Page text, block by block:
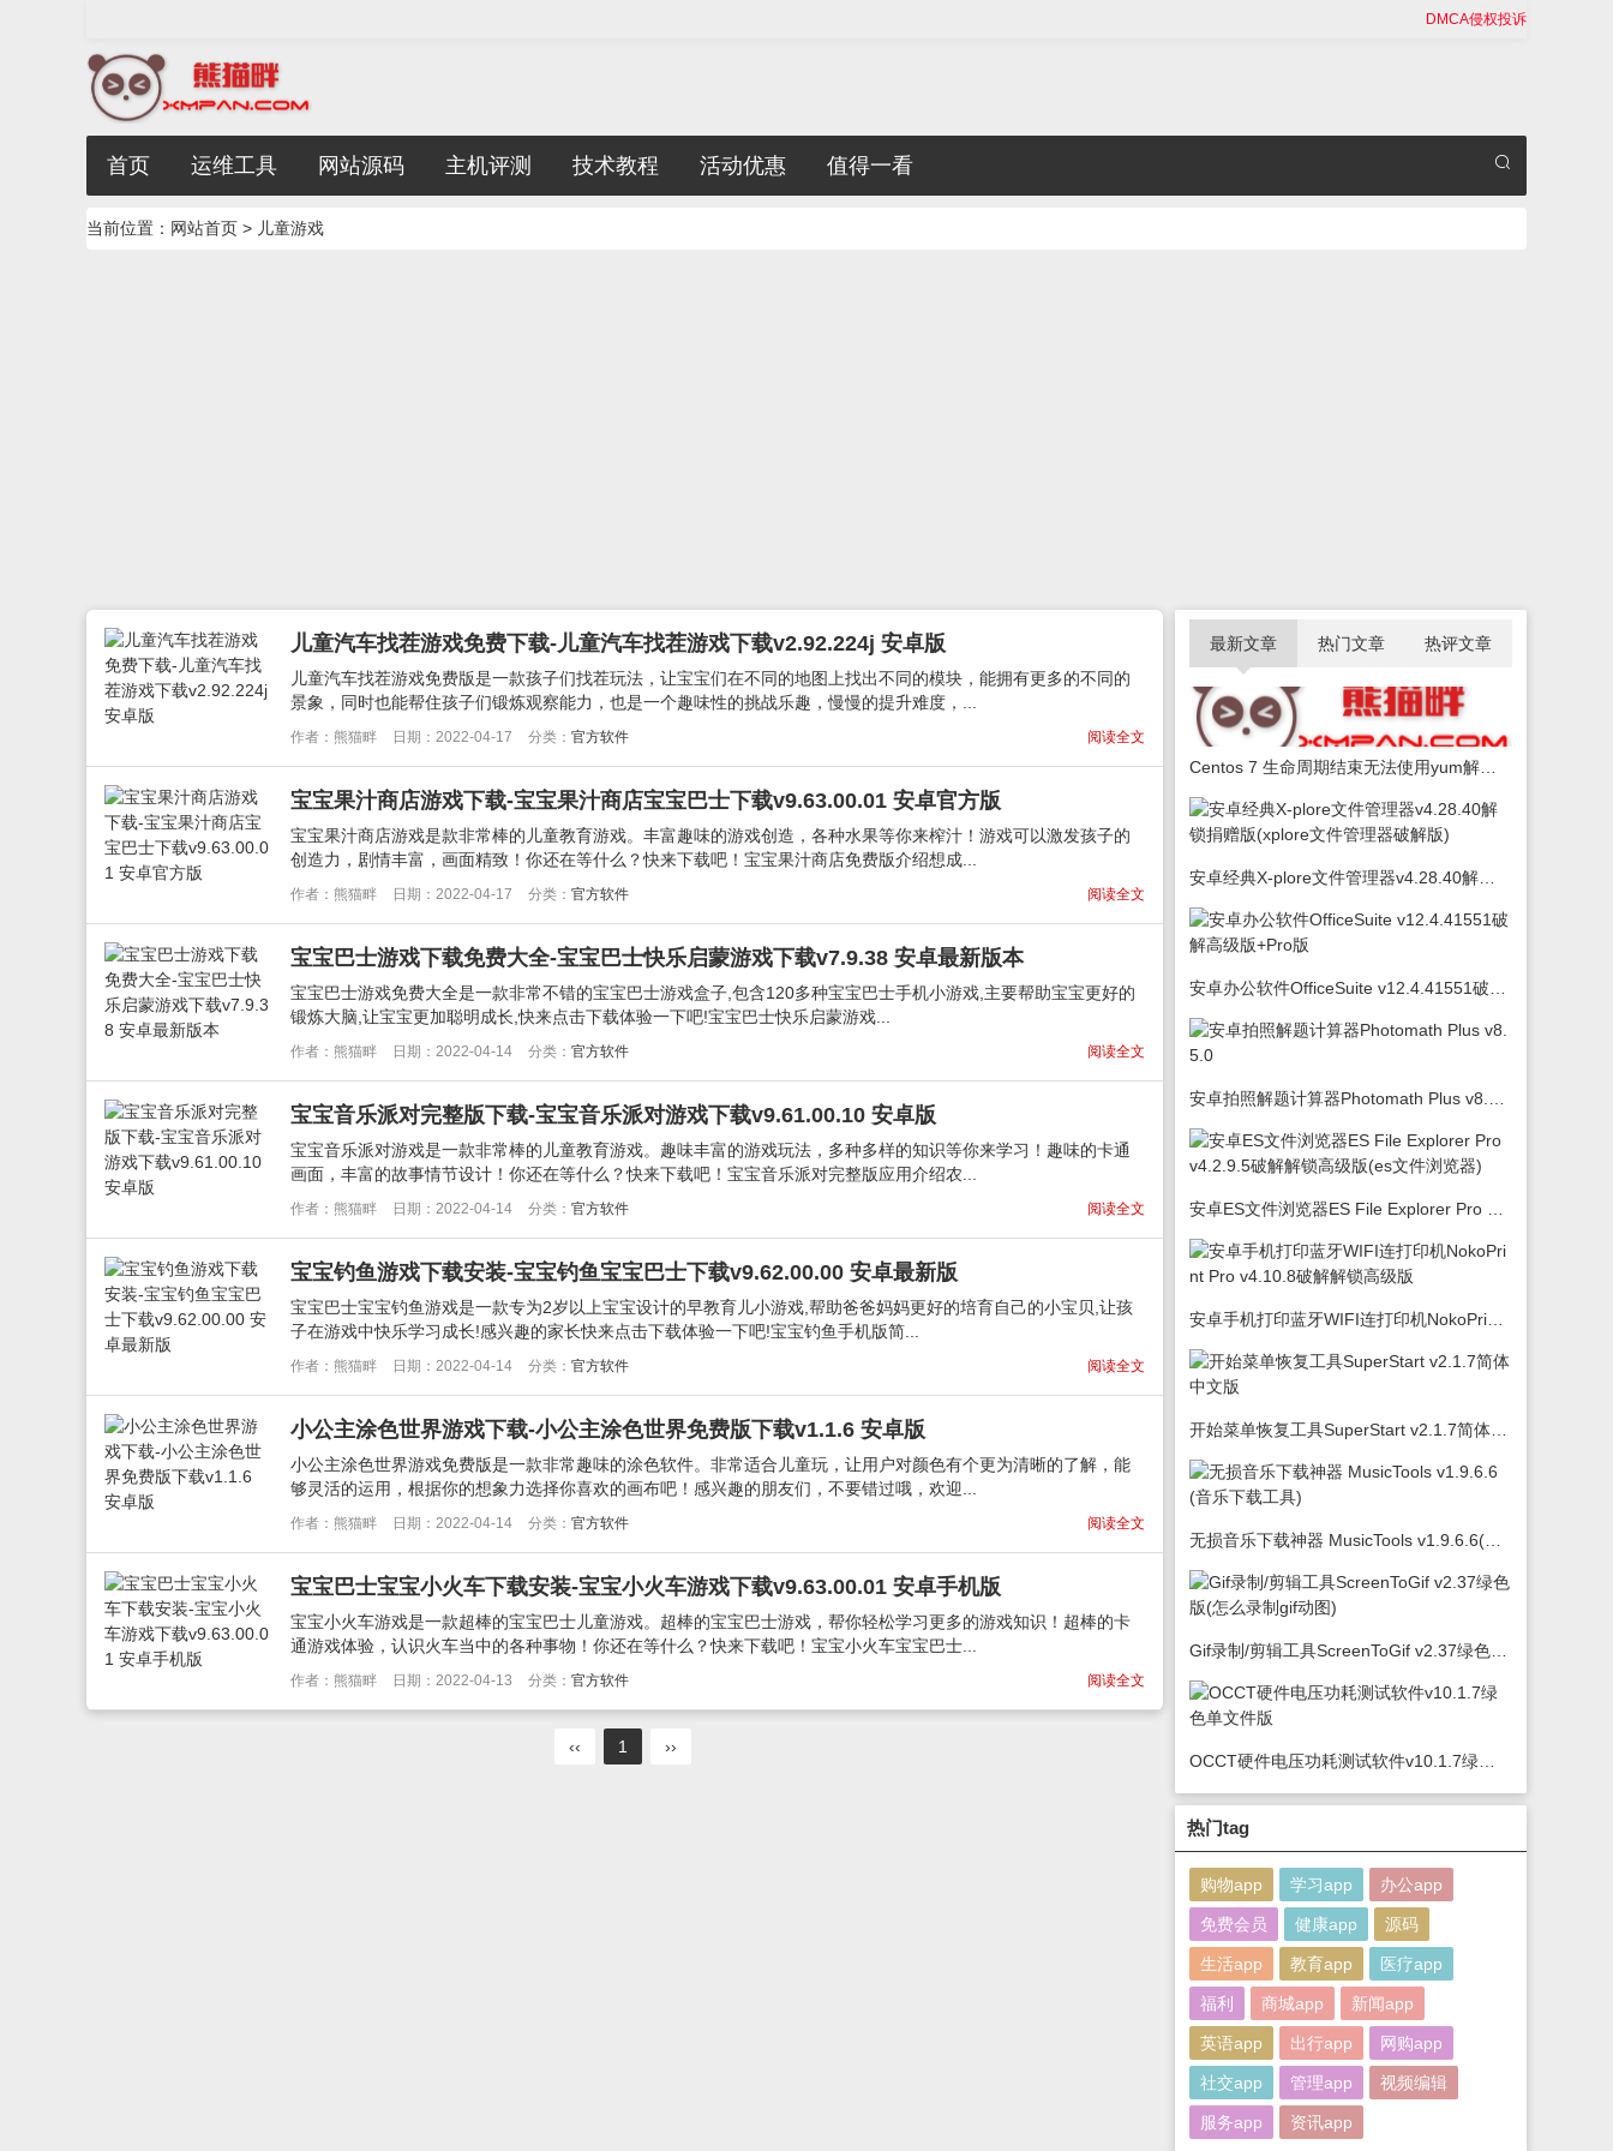
DMCA侵权投诉
首页 运维工具 网站源码 主机评测 技术教程 活动优惠 值得一看
当前位置： 网站首页 > 儿童游戏
儿童汽车找茬游戏免费下载-儿童汽车找茬游戏下载v2.92.224j 安卓版
儿童汽车找茬游戏免费版是一款孩子们找茬玩法，让宝宝们在不同的地图上找出不同的模块，能拥有更多的不同的
景象，同时也能帮住孩子们锻炼观察能力，也是一个趣味性的挑战乐趣，慢慢的提升难度，...
阅读全文
作者：熊猫畔 日期：2022-04-17 分类： 官方软件
宝宝果汁商店游戏下载-宝宝果汁商店宝宝巴士下载v9.63.00.01 安卓官方版
宝宝果汁商店游戏是款非常棒的儿童教育游戏。丰富趣味的游戏创造，各种水果等你来榨汁！游戏可以激发孩子的
创造力，剧情丰富，画面精致！你还在等什么？快来下载吧！宝宝果汁商店免费版介绍想成...
阅读全文
作者：熊猫畔 日期：2022-04-17 分类： 官方软件
宝宝巴士游戏下载免费大全-宝宝巴士快乐启蒙游戏下载v7.9.38 安卓最新版本
宝宝巴士游戏免费大全是一款非常不错的宝宝巴士游戏盒子,包含120多种宝宝巴士手机小游戏,主要帮助宝宝更好的
锻炼大脑,让宝宝更加聪明成长,快来点击下载体验一下吧!宝宝巴士快乐启蒙游戏...
阅读全文
作者：熊猫畔 日期：2022-04-14 分类： 官方软件
宝宝音乐派对完整版下载-宝宝音乐派对游戏下载v9.61.00.10 安卓版
宝宝音乐派对游戏是一款非常棒的儿童教育游戏。趣味丰富的游戏玩法，多种多样的知识等你来学习！趣味的卡通
画面，丰富的故事情节设计！你还在等什么？快来下载吧！宝宝音乐派对完整版应用介绍农...
阅读全文
作者：熊猫畔 日期：2022-04-14 分类： 官方软件
宝宝钓鱼游戏下载安装-宝宝钓鱼宝宝巴士下载v9.62.00.00 安卓最新版
宝宝巴士宝宝钓鱼游戏是一款专为2岁以上宝宝设计的早教育儿小游戏,帮助爸爸妈妈更好的培育自己的小宝贝,让孩
子在游戏中快乐学习成长!感兴趣的家长快来点击下载体验一下吧!宝宝钓鱼手机版简...
阅读全文
作者：熊猫畔 日期：2022-04-14 分类： 官方软件
小公主涂色世界游戏下载-小公主涂色世界免费版下载v1.1.6 安卓版
小公主涂色世界游戏免费版是一款非常趣味的涂色软件。非常适合儿童玩，让用户对颜色有个更为清晰的了解，能
够灵活的运用，根据你的想象力选择你喜欢的画布吧！感兴趣的朋友们，不要错过哦，欢迎...
阅读全文
作者：熊猫畔 日期：2022-04-14 分类： 官方软件
宝宝巴士宝宝小火车下载安装-宝宝小火车游戏下载v9.63.00.01 安卓手机版
宝宝小火车游戏是一款超棒的宝宝巴士儿童游戏。超棒的宝宝巴士游戏，帮你轻松学习更多的游戏知识！超棒的卡
通游戏体验，认识火车当中的各种事物！你还在等什么？快来下载吧！宝宝小火车宝宝巴士...
阅读全文
作者：熊猫畔 日期：2022-04-13 分类： 官方软件
‹‹ 1 ››
最新文章 热门文章 热评文章
热门tag
购物app 学习app 办公app
免费会员 健康app 源码
生活app 教育app 医疗app
福利 商城app 新闻app
英语app 出行app 网购app
社交app 管理app 视频编辑
服务app 资讯app